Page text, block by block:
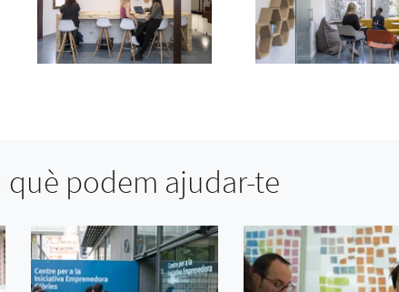
què podem ajudar-te